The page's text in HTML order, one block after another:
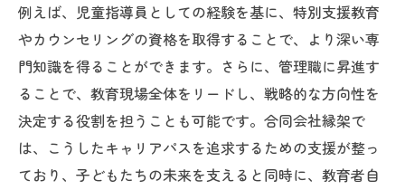
例えば、児童指導員としての経験を基に、特別支援教育
やカウンセリングの資格を取得することで、より深い専
門知識を得ることができます。さらに、管理職に昇進す
ることで、教育現場全体をリードし、戦略的な方向性を
決定する役割を担うことも可能です。合同会社縁架で
は、こうしたキャリアパスを追求するための支援が整っ
ており、子どもたちの未来を支えると同時に、教育者自